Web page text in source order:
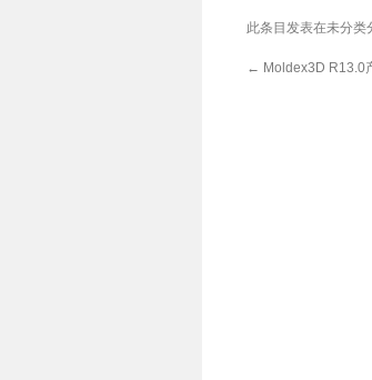
此条目发表在未分类
← Moldex3D R13.0